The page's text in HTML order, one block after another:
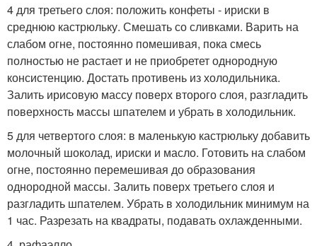
4 для третьего слоя: положить конфеты - ириски в
среднюю кастрюльку. Смешать со сливками. Варить на
слабом огне, постоянно помешивая, пока смесь
полностью не растает и не приобретет однородную
консистенцию. Достать противень из холодильника.
Залить ирисовую массу поверх второго слоя, разгладить
поверхность массы шпателем и убрать в холодильник.
5 для четвертого слоя: в маленькую кастрюльку добавить
молочный шоколад, ириски и масло. Готовить на слабом
огне, постоянно перемешивая до образования
однородной массы. Залить поверх третьего слоя и
разгладить шпателем. Убрать в холодильник минимум на
1 час. Разрезать на квадраты, подавать охлажденными.